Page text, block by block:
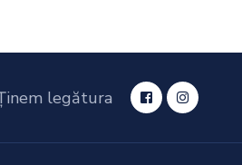
legătura